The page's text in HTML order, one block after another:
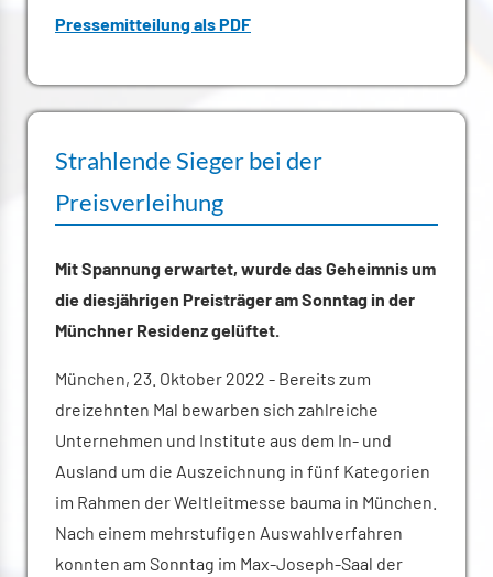
Pressemitteilung als PDF
Strahlende Sieger bei der
Preisverleihung
Mit Spannung erwartet, wurde das Geheimnis um
die diesjährigen Preisträger am Sonntag in der
Münchner Residenz gelüftet.
München, 23. Oktober 2022 - Bereits zum
dreizehnten Mal bewarben sich zahlreiche
Unternehmen und Institute aus dem In- und
Ausland um die Auszeichnung in fünf Kategorien
im Rahmen der Weltleitmesse bauma in München.
Nach einem mehrstufigen Auswahlverfahren
konnten am Sonntag im Max-Joseph-Saal der